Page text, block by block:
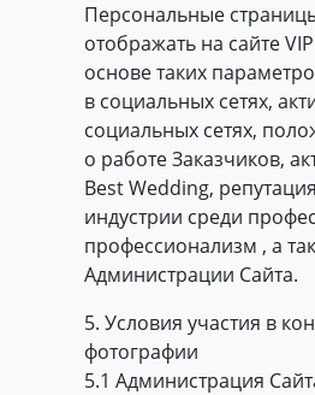
Персональные
отображать на сайте
основе таких
в социальных сетях,
социальных сетях,
о работе Заказчиков,
Best Wedding,
индустрии среди
профессионализм , а
Администрации Сайта.
5. Условия участия в
фотографии
5.1 Администрация